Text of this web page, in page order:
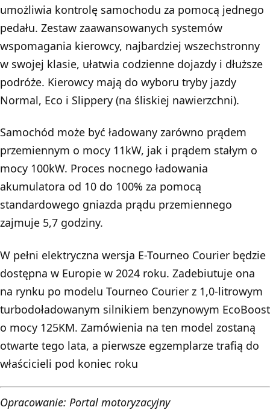
umożliwia kontrolę samochodu za pomocą jednego
pedału. Zestaw zaawansowanych systemów
wspomagania kierowcy, najbardziej wszechstronny
w swojej klasie, ułatwia codzienne dojazdy i dłuższe
podróże. Kierowcy mają do wyboru tryby jazdy
Normal, Eco i Slippery (na śliskiej nawierzchni).
Samochód może być ładowany zarówno prądem
przemiennym o mocy 11kW, jak i prądem stałym o
mocy 100kW. Proces nocnego ładowania
akumulatora od 10 do 100% za pomocą
standardowego gniazda prądu przemiennego
zajmuje 5,7 godziny.
W pełni elektryczna wersja E-Tourneo Courier będzie
dostępna w Europie w 2024 roku. Zadebiutuje ona
na rynku po modelu Tourneo Courier z 1,0-litrowym
turbodoładowanym silnikiem benzynowym EcoBoost
o mocy 125KM. Zamówienia na ten model zostaną
otwarte tego lata, a pierwsze egzemplarze trafią do
właścicieli pod koniec roku
Opracowanie: Portal motoryzacyjny